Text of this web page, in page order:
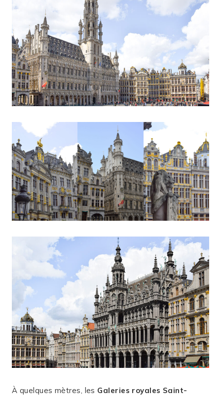
À quelques mètres, les Galeries royales Saint-